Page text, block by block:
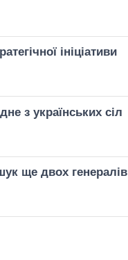
ініціативи
з українських сіл
ще двох генералів